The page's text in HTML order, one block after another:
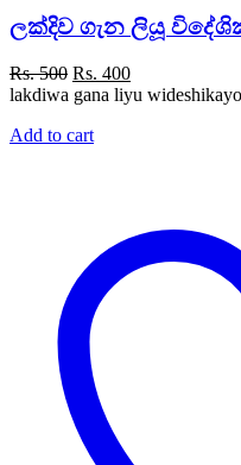
ලක්දිව ගැන ලියූ
Rs.500 Original
price
Rs. 500.
Rs. 400Current
price
lakdiwa gana liyu
Add to cart